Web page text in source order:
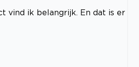
vind ik belangrijk. En dat is er